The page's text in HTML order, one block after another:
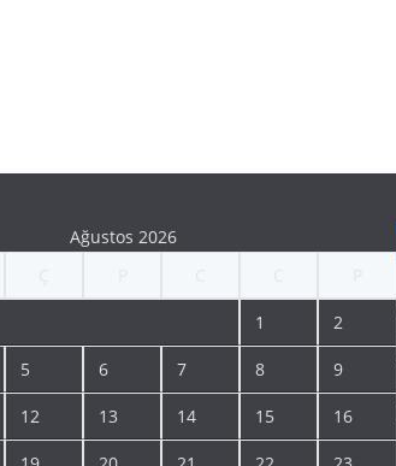
Ağustos 2026
1 2
5 6 7 8 9
12 13 14 15 16